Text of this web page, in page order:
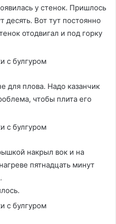
у стенок. Пришлось
десять. Вот тут постоянно
отодвигал и под горку
для плова. Надо казанчик
чтобы плита его
накрыл вок и на
пятнадцать минут